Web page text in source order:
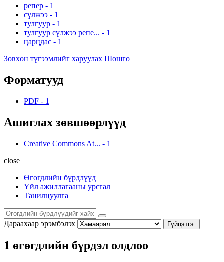
репер - 1
сүлжээ - 1
тулгуур - 1
тулгуур сүлжээ репе... - 1
царцдас - 1
Зөвхөн түгээмлийг харуулах Шошго
Форматууд
PDF - 1
Ашиглах зөвшөөрлүүд
Creative Commons At... - 1
close
Өгөгдлийн бүрдлүүд
Үйл ажиллагааны урсгал
Танилцуулга
Дараахаар эрэмбэлэх Гүйцэтгэ.
1 өгөгдлийн бүрдэл олдлоо